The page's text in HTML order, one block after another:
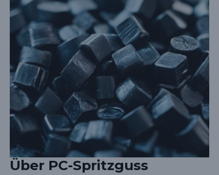
Über PC-Spritzguss